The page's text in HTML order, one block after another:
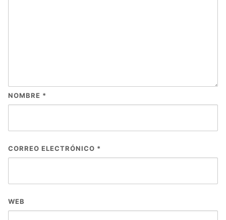
NOMBRE *
CORREO ELECTRÓNICO *
WEB